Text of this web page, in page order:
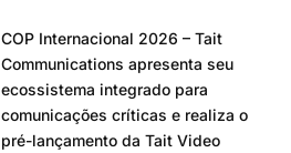
COP Internacional 2026 – Tait
Communications apresenta seu
ecossistema integrado para
comunicações críticas e realiza o
pré-lançamento da Tait Video